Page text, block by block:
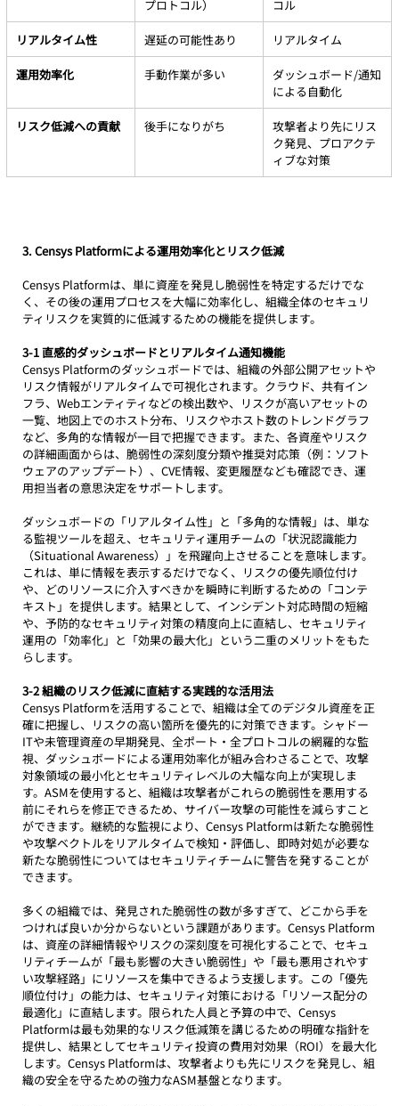
プロトコル） コル
リアルタイム性 遅延の可能性あり リアルタイム
運用効率化 手動作業が多い
ダッシュボード/通知
による自動化
リスク低減への貢献 後手になりがち
攻撃者より先にリス
ク発見、プロアクテ
ィブな対策
3. Censys Platformによる運用効率化とリスク低減
Censys Platformは、単に資産を発見し脆弱性を特定するだけでな
く、その後の運用プロセスを大幅に効率化し、組織全体のセキュリ
ティリスクを実質的に低減するための機能を提供します。
3-1 直感的ダッシュボードとリアルタイム通知機能
Censys Platformのダッシュボードでは、組織の外部公開アセットや
リスク情報がリアルタイムで可視化されます。クラウド、共有イン
フラ、Webエンティティなどの検出数や、リスクが高いアセットの
一覧、地図上でのホスト分布、リスクやホスト数のトレンドグラフ
など、多角的な情報が一目で把握できます。また、各資産やリスク
の詳細画面からは、脆弱性の深刻度分類や推奨対応策（例：ソフト
ウェアのアップデート）、CVE情報、変更履歴なども確認でき、運
用担当者の意思決定をサポートします。
ダッシュボードの「リアルタイム性」と「多角的な情報」は、単な
る監視ツールを超え、セキュリティ運用チームの「状況認識能力
（Situational Awareness）」を飛躍向上させることを意味します。
これは、単に情報を表示するだけでなく、リスクの優先順位付け
や、どのリソースに介入すべきかを瞬時に判断するための「コンテ
キスト」を提供します。結果として、インシデント対応時間の短縮
や、予防的なセキュリティ対策の精度向上に直結し、セキュリティ
運用の「効率化」と「効果の最大化」という二重のメリットをもた
らします。
3-2 組織のリスク低減に直結する実践的な活用法
Censys Platformを活用することで、組織は全てのデジタル資産を正
確に把握し、リスクの高い箇所を優先的に対策できます。シャドー
ITや未管理資産の早期発見、全ポート・全プロトコルの網羅的な監
視、ダッシュボードによる運用効率化が組み合わさることで、攻撃
対象領域の最小化とセキュリティレベルの大幅な向上が実現しま
す。ASMを使用すると、組織は攻撃者がこれらの脆弱性を悪用する
前にそれらを修正できるため、サイバー攻撃の可能性を減らすこと
ができます。継続的な監視により、Censys Platformは新たな脆弱性
や攻撃ベクトルをリアルタイムで検知・評価し、即時対処が必要な
新たな脆弱性についてはセキュリティチームに警告を発することが
できます。
多くの組織では、発見された脆弱性の数が多すぎて、どこから手を
つければ良いか分からないという課題があります。Censys Platform
は、資産の詳細情報やリスクの深刻度を可視化することで、セキュ
リティチームが「最も影響の大きい脆弱性」や「最も悪用されやす
い攻撃経路」にリソースを集中できるよう支援します。この「優先
順位付け」の能力は、セキュリティ対策における「リソース配分の
最適化」に直結します。限られた人員と予算の中で、Censys
Platformは最も効果的なリスク低減策を講じるための明確な指針を
提供し、結果としてセキュリティ投資の費用対効果（ROI）を最大化
します。Censys Platformは、攻撃者よりも先にリスクを発見し、組
織の安全を守るための強力なASM基盤となります。